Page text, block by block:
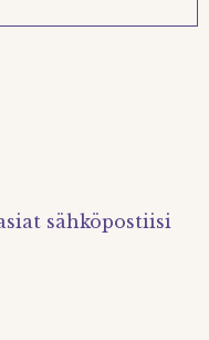
sähköpostiisi